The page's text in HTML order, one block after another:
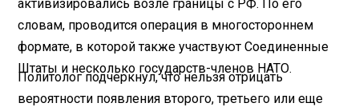
активизировались возле границы с РФ. По его
словам, проводится операция в многостороннем
формате, в которой также участвуют Соединенные
Штаты и несколько государств-членов НАТО.
Политолог подчеркнул, что нельзя отрицать
вероятности появления второго, третьего или еще